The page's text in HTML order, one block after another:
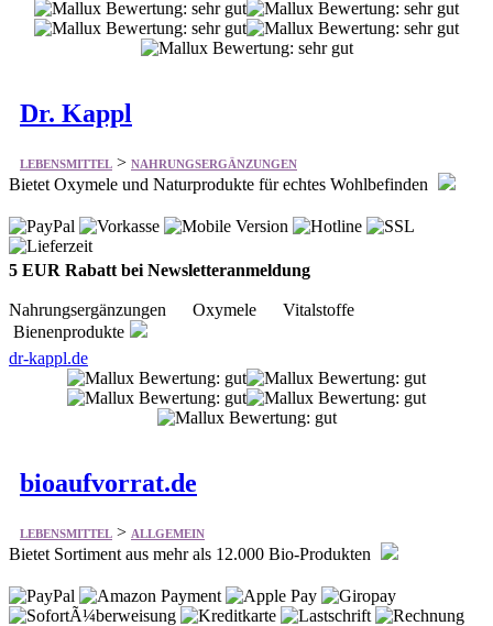
Dr. Kappl
LEBENSMITTEL > NAHRUNGSERGÄNZUNGEN
Bietet Oxymele und Naturprodukte für echtes Wohlbefinden
5 EUR Rabatt bei Newsletteranmeldung
Nahrungsergänzungen Oxymele Vitalstoffe
Bienenprodukte
dr-kappl.de
bioaufvorrat.de
LEBENSMITTEL > ALLGEMEIN
Bietet Sortiment aus mehr als 12.000 Bio-Produkten